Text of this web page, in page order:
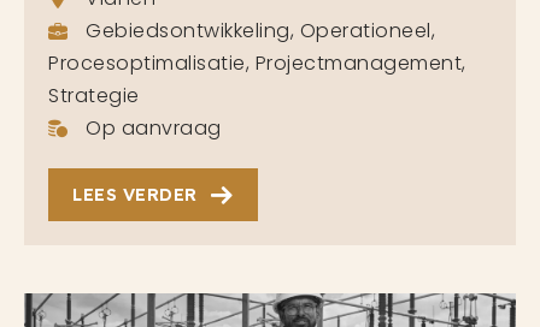
Gebiedsontwikkeling, Operationeel,
Procesoptimalisatie, Projectmanagement,
Strategie
Op aanvraag
LEES VERDER